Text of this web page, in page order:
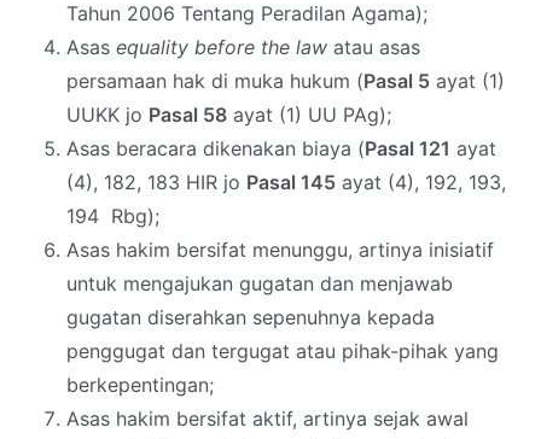
Tahun 2006 Tentang Peradilan Agama);
Asas equality before the law atau asas
persamaan hak di muka hukum (Pasal 5 ayat (1)
UUKK jo Pasal 58 ayat (1) UU PAg);
Asas beracara dikenakan biaya (Pasal 121 ayat
(4), 182, 183 HIR jo Pasal 145 ayat (4), 192, 193,
194 Rbg);
Asas hakim bersifat menunggu, artinya inisiatif
untuk mengajukan gugatan dan menjawab
gugatan diserahkan sepenuhnya kepada
penggugat dan tergugat atau pihak-pihak yang
berkepentingan;
Asas hakim bersifat aktif, artinya sejak awal